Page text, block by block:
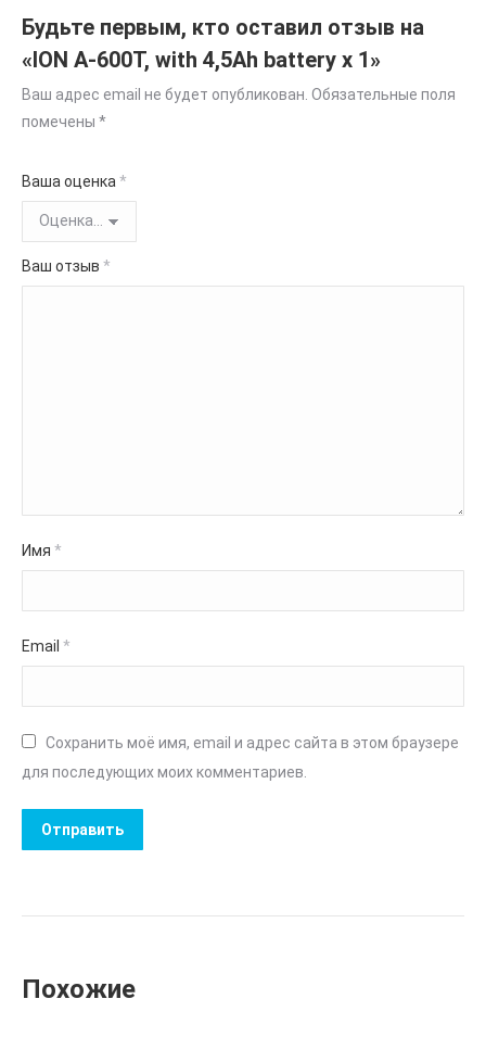
Будьте первым, кто оставил отзыв на
«ION A-600T, with 4,5Ah battery х 1»
Ваш адрес email не будет опубликован. Обязательные поля
помечены *
Ваша оценка *
Ваш отзыв *
Имя *
Email *
Сохранить моё имя, email и адрес сайта в этом браузере
для последующих моих комментариев.
Похожие